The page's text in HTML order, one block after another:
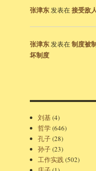
张津东发表在接受敌人
张津东发表在制度被
坏制度
刘基(4)
哲学(646)
孔子(28)
孙子(23)
工作实践(502)